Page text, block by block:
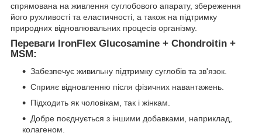
спрямована на живлення суглобового апарату, збереження
його рухливості та еластичності, а також на підтримку
природних відновлювальних процесів організму.
Переваги IronFlex Glucosamine + Chondroitin +
MSM:
Забезпечує живильну підтримку суглобів та зв'язок.
Сприяє відновленню після фізичних навантажень.
Підходить як чоловікам, так і жінкам.
Добре поєднується з іншими добавками, наприклад,
колагеном.